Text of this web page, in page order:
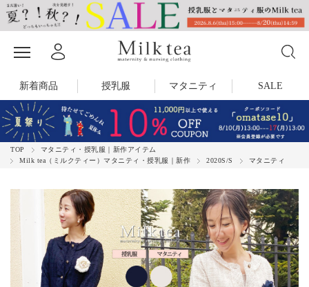
新着商品 授乳服 マタニティ SALE
TOP
マタニティ・授乳服｜新作アイテム
Milk tea（ミルクティー）マタニティ・授乳服｜新作
2020S/S マタニティ